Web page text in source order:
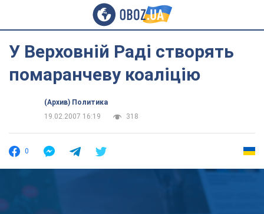
У Верховній Раді створять
помаранчеву коаліцію
(Архив) Политика
19.02.2007 16:19
318
0